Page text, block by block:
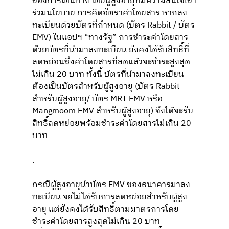
ร่วมนโยบาย การคิดอัตราค่าโดยสาร หากลง
ทะเบียนด้วยบัตรที่กำหนด (บัตร Rabbit / บัตร
EMV) ในแอปฯ “ทางรัฐ” การชำระค่าโดยสาร
ด้วยบัตรที่นำมาลงทะเบียน ยังคงได้รับสิทธิ์ที่
ลดหย่อนซึ่งค่าโดยสารที่ลดแล้วจะชำระสูงสุด
ไม่เกิน 20 บาท ทั้งนี้ บัตรที่นำมาลงทะเบียน
ต้องเป็นบัตรสำหรับผู้สูงอายุ (บัตร Rabbit
สำหรับผู้สูงอายุ/ บัตร MRT EMV หรือ
Mangmoom EMV สำหรับผู้สูงอายุ) จึงได้จะรับ
สิทธิ์ลดหย่อยพร้อมชำระค่าโดยสารไม่เกิน 20
บาท
.
กรณีผู้สูงอายุนำบัตร EMV ของธนาคารมาลง
ทะเบียน จะไม่ได้รับการลดหย่อยสำหรับผู้สูง
อายุ แต่ยังคงได้รับสิทธิ์ตามมาตรการโดย
ชำระค่าโดยสารสูงสุดไม่เกิน 20 บาท